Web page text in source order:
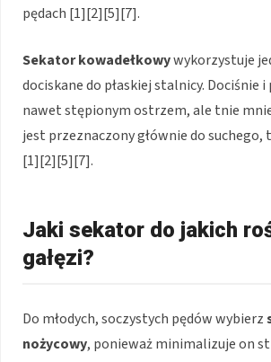
pędach [1][2][5][7].
Sekator kowadełkowywykorzystuje
dociskane do płaskiej stalnicy. Dociśnie
nawet stępionym ostrzem, ale tnie
jest przeznaczony głównie do suchego,
[1][2][5][7].
Jaki sekator do jakich
gałęzi?
Do młodych, soczystych pędów wybierz
nożycowy, ponieważ minimalizuje on